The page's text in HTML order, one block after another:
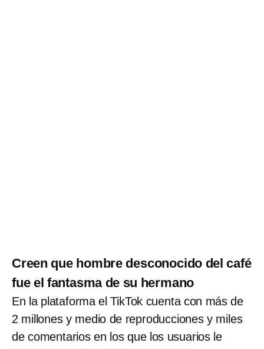
Creen que hombre desconocido del café
fue el fantasma de su hermano
En la plataforma el TikTok cuenta con más de
2 millones y medio de reproducciones y miles
de comentarios en los que los usuarios le